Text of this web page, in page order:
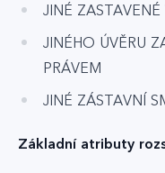
JINÉ ZASTAVENÉ
JINÉHO ÚVĚRU
PRÁVEM
JINÉ ZÁSTAVNÍ
Základní atributy